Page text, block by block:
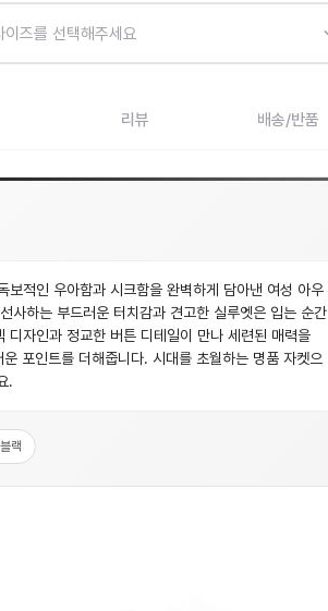
이즈를 선택해주세요
리뷰 배송/반품
보적인 우아함과 시크함을 완벽하게 담아낸 여성 아우
사하는 부드러운 터치감과 견고한 실루엣은 입는 순간
디자인과 정교한 버튼 디테일이 만나 세련된 매력을
포인트를 더해줍니다. 시대를 초월하는 명품 자켓으
.
블랙